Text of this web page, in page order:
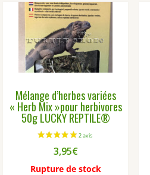
Mélange d’herbes variées
« Herb Mix »pour herbivores
50g LUCKY REPTILE®
3,95€
Rupture de stock